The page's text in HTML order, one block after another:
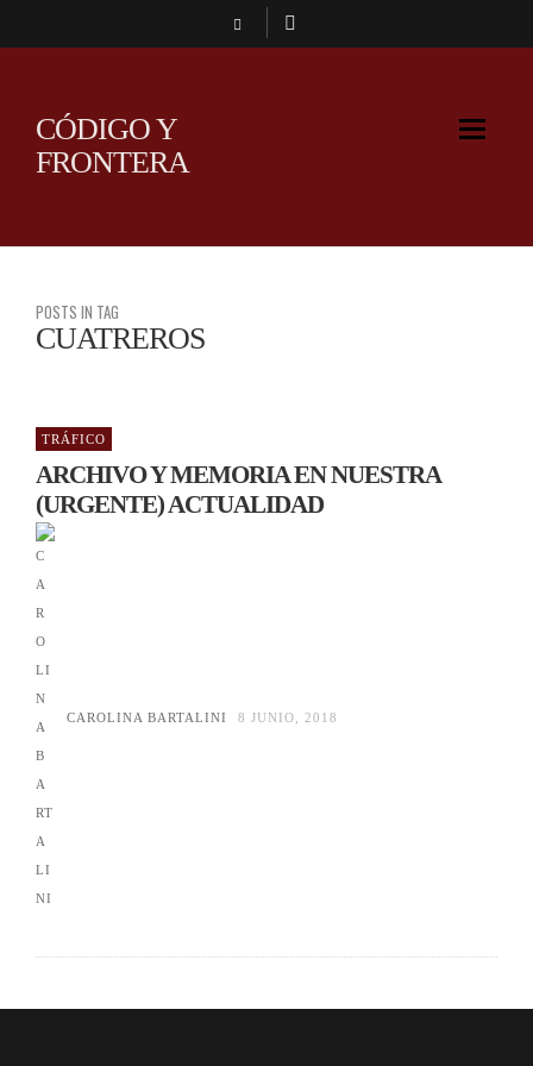
CÓDIGO Y
FRONTERA
POSTS IN TAG
CUATREROS
TRÁFICO
ARCHIVO Y MEMORIA EN NUESTRA
(URGENTE) ACTUALIDAD
CAROLINA BARTALINI 8 JUNIO, 2018